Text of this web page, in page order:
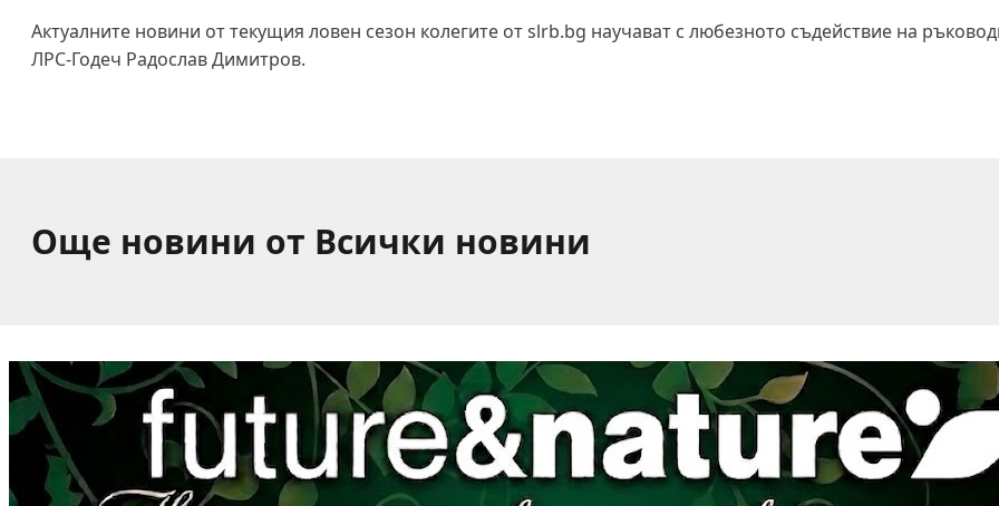
Актуалните новини от текущия ловен сезон колегите от slrb.bg научават с любезното съдействие на
ЛРС-Годеч Радослав Димитров.
Още новини от Всички новини